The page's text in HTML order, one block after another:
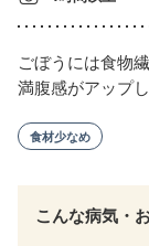
ごぼうには食物
満腹感がアップし
食材少なめ
こんな病気・